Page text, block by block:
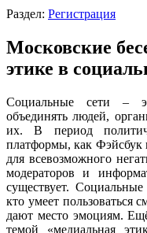
Раздел: Регистрация
Московские
этике в
Социальные сети –
объединять людей,
их. В период
платформы, как Фэйсбук
для всевозможного
модераторов и
существует.
кто умеет пользоваться
дают место эмоциям.
темой «медиальная